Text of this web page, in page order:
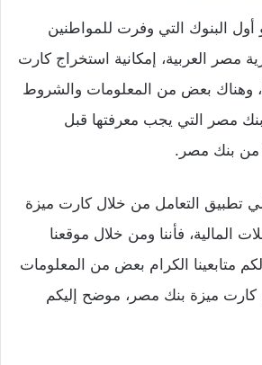
البنوك التي وفرت للمواطنين
مصر العربية، إمكانية استخراج كارت
وهناك بعض من المعلومات والشروط
مصر التي يجب معرفتها قبل
من بنك مصر.
تطبيق التعامل من خلال كارت ميزة
المالية، فأننا ومن خلال موقعنا
متابعينا الكرام بعض من المعلومات
ميزة بنك مصر، موضح إليكم